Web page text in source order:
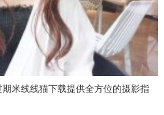
米线线猫下载提供全方位的摄影指